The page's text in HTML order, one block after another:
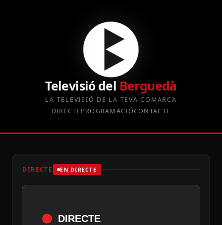
Televisió del Berguedà
LA TELEVISIÓ DE LA TEVA COMARCA
DIRECTEPROGRAMACIÓCONTACTE
DIRECTE EN DIRECTE
DIRECTE